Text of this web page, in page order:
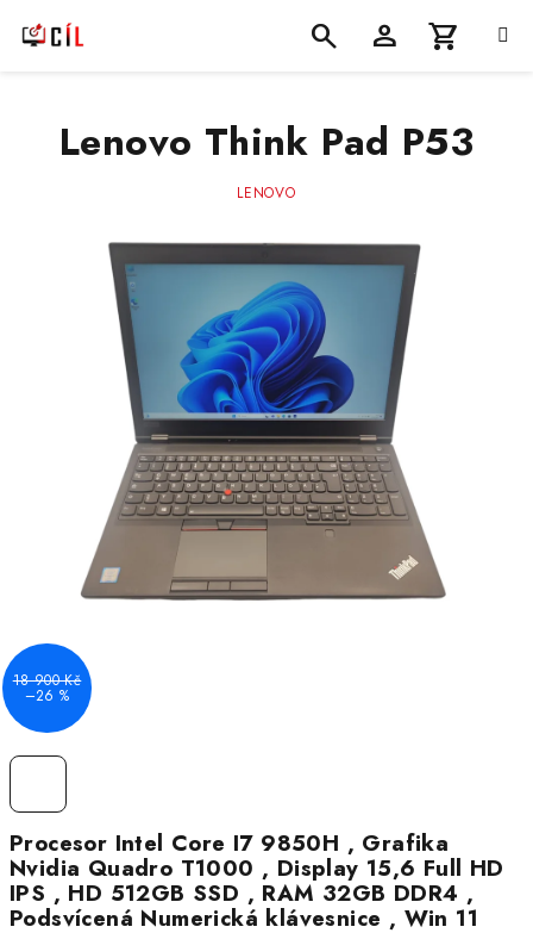
košík
Procesor Intel Core I7 9850H , Grafika
Nvidia Quadro T1000 , Display 15,6 Full HD
IPS , HD 512GB SSD , RAM 32GB DDR4 ,
Podsvícená Numerická klávesnice , Win 11
Lenovo Think Pad P53
LENOVO
18 900 Kč
–26 %